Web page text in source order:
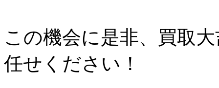
この機会に是非、買取
任せください！